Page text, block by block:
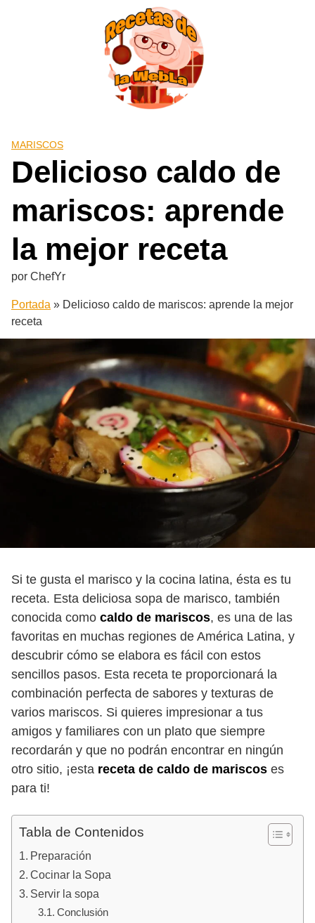
MARISCOS
Delicioso caldo de
mariscos: aprende
la mejor receta
por ChefYr
Portada » Delicioso caldo de mariscos: aprende la mejor
receta
Si te gusta el marisco y la cocina latina, ésta es tu
receta. Esta deliciosa sopa de marisco, también
conocida como caldo de mariscos, es una de las
favoritas en muchas regiones de América Latina, y
descubrir cómo se elabora es fácil con estos
sencillos pasos. Esta receta te proporcionará la
combinación perfecta de sabores y texturas de
varios mariscos. Si quieres impresionar a tus
amigos y familiares con un plato que siempre
recordarán y que no podrán encontrar en ningún
otro sitio, ¡esta receta de caldo de mariscos es
para ti!
Tabla de Contenidos
Preparación
Cocinar la Sopa
Servir la sopa
Conclusión